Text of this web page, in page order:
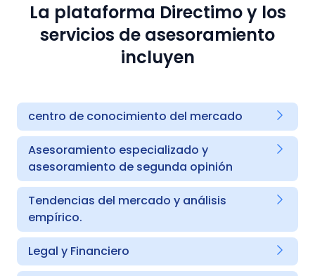
La plataforma Directimo y los
servicios de asesoramiento
incluyen
centro de conocimiento del mercado
Asesoramiento especializado y
asesoramiento de segunda opinión
Tendencias del mercado y análisis
empírico.
Legal y Financiero